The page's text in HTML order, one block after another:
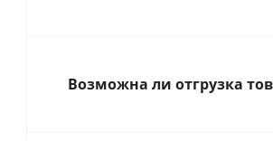
Возможна ли отгрузка